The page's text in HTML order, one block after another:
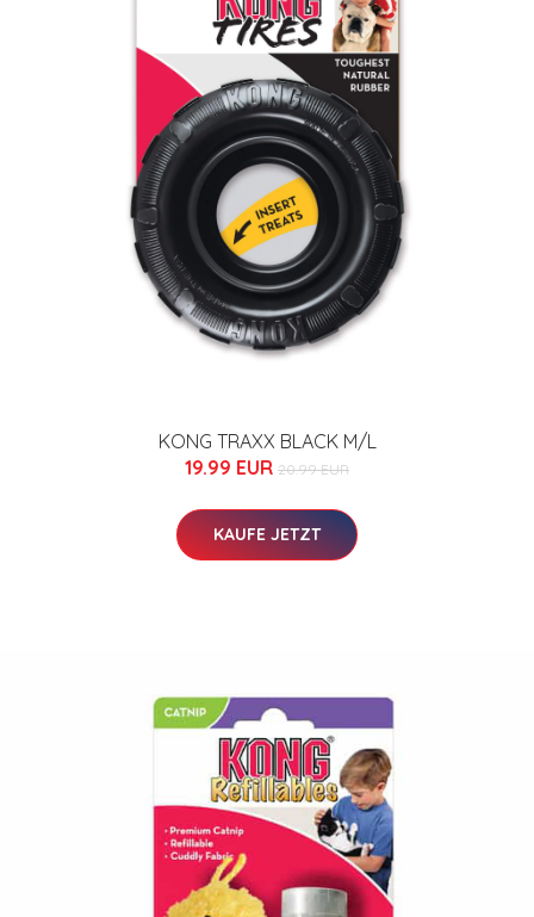
KONG TRAXX BLACK M/L
19.99 EUR 20.99 EUR
KAUFE JETZT